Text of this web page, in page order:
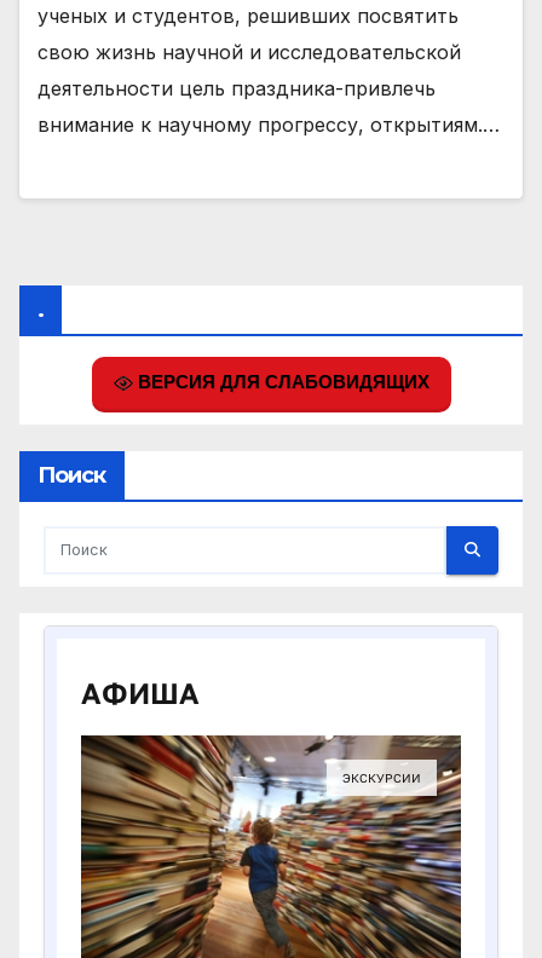
ученых и студентов, решивших посвятить
свою жизнь научной и исследовательской
деятельности цель праздника-привлечь
внимание к научному прогрессу, открытиям.…
.
ВЕРСИЯ ДЛЯ СЛАБОВИДЯЩИХ
Поиск